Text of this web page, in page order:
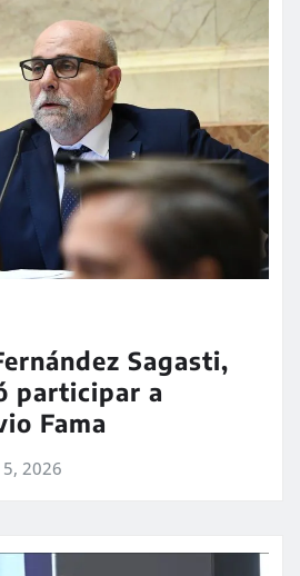
Sagasti,
participar a
Fama
2026